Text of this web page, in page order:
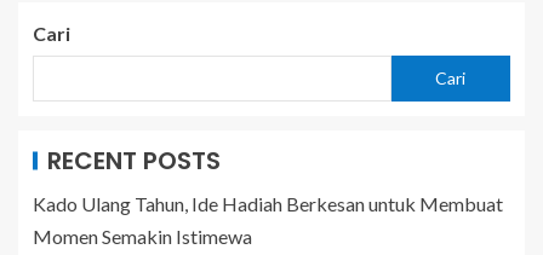
Cari
Cari
RECENT POSTS
Kado Ulang Tahun, Ide Hadiah Berkesan untuk Membuat
Momen Semakin Istimewa